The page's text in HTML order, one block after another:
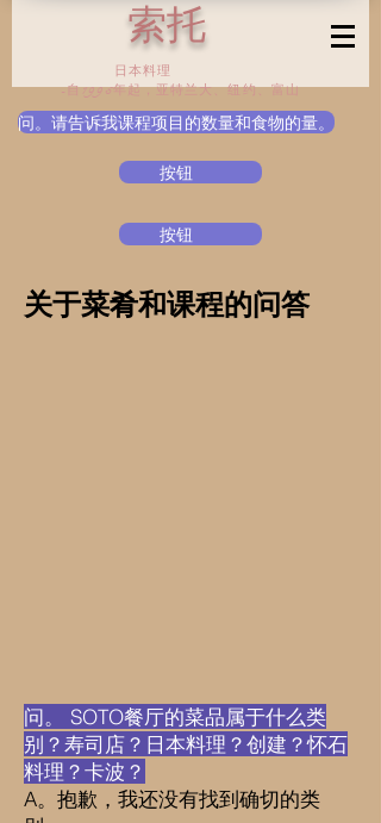
索托
日本料理
-自1995年起，亚特兰大、纽约、富山
问。请告诉我课程项目的数量和食物的量。
按钮
按钮
关于菜肴和课程的问答
问。 SOTO餐厅的菜品属于什么类
别？寿司店？日本料理？创建？怀石
料理？卡波？
A。抱歉，我还没有找到确切的类